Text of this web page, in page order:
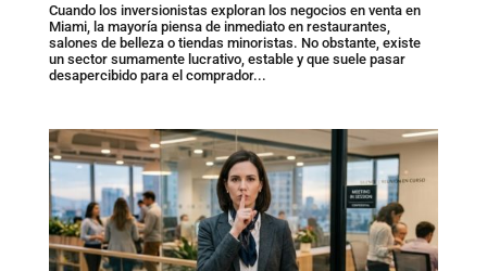
Cuando los inversionistas exploran los negocios en venta en
Miami, la mayoría piensa de inmediato en restaurantes,
salones de belleza o tiendas minoristas. No obstante, existe
un sector sumamente lucrativo, estable y que suele pasar
desapercibido para el comprador...